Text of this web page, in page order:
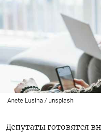
Anete Lusina / unsplash
Депутаты готовятся